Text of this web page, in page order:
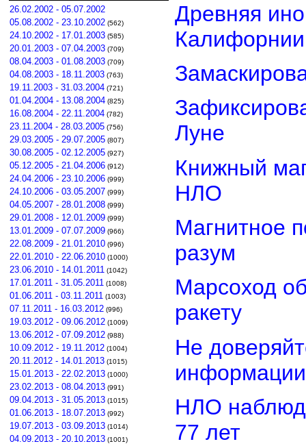
26.02.2002 - 05.07.2002
05.08.2002 - 23.10.2002 (562)
24.10.2002 - 17.01.2003 (585)
20.01.2003 - 07.04.2003 (709)
08.04.2003 - 01.08.2003 (709)
04.08.2003 - 18.11.2003 (763)
19.11.2003 - 31.03.2004 (721)
01.04.2004 - 13.08.2004 (825)
16.08.2004 - 22.11.2004 (782)
23.11.2004 - 28.03.2005 (756)
29.03.2005 - 29.07.2005 (807)
30.08.2005 - 02.12.2005 (927)
05.12.2005 - 21.04.2006 (912)
24.04.2006 - 23.10.2006 (999)
24.10.2006 - 03.05.2007 (999)
04.05.2007 - 28.01.2008 (999)
29.01.2008 - 12.01.2009 (999)
13.01.2009 - 07.07.2009 (966)
22.08.2009 - 21.01.2010 (996)
22.01.2010 - 22.06.2010 (1000)
23.06.2010 - 14.01.2011 (1042)
17.01.2011 - 31.05.2011 (1008)
01.06.2011 - 03.11.2011 (1003)
07.11.2011 - 16.03.2012 (996)
19.03.2012 - 09.06.2012 (1009)
13.06.2012 - 07.09.2012 (988)
10.09.2012 - 19.11.2012 (1004)
20.11.2012 - 14.01.2013 (1015)
15.01.2013 - 22.02.2013 (1000)
23.02.2013 - 08.04.2013 (991)
09.04.2013 - 31.05.2013 (1015)
01.06.2013 - 18.07.2013 (992)
19.07.2013 - 03.09.2013 (1014)
04.09.2013 - 20.10.2013 (1001)
Древняя
Калифорнии
Луне
Книжный
НЛО
Магнитное
разум
Марсоход
ракету
Не
информации
НЛО
77 лет